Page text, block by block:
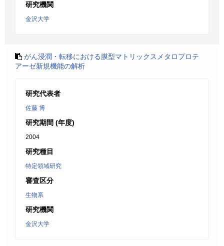
研究機関
金沢大学
がん浸潤・転移における膜型マトリックスメタロプロテ
アーゼ新規機能の解析
研究代表者
佐藤 博
研究期間 (年度)
2004
研究種目
特定領域研究
審査区分
生物系
研究機関
金沢大学